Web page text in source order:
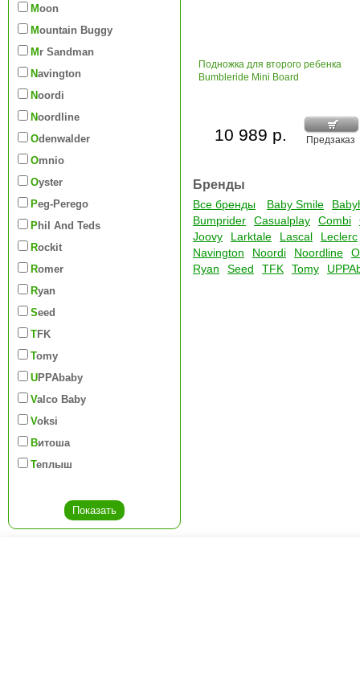
Moon
Mountain Buggy
Mr Sandman
Navington
Noordi
Noordline
Odenwalder
Omnio
Oyster
Peg-Perego
Phil And Teds
Rockit
Romer
Ryan
Seed
TFK
Tomy
UPPAbaby
Valco Baby
Voksi
Витоша
Теплыш
Подножка для второго ребенка
Bumbleride Mini Board
Предзаказ
10 989 р.
Бренды
Все бренды Baby Smile
Bumprider
Casualplay Combi
Joovy
Larktale Lascal
Leclerc
Navington
Noordi Noordline
Ryan
Seed TFK Tomy